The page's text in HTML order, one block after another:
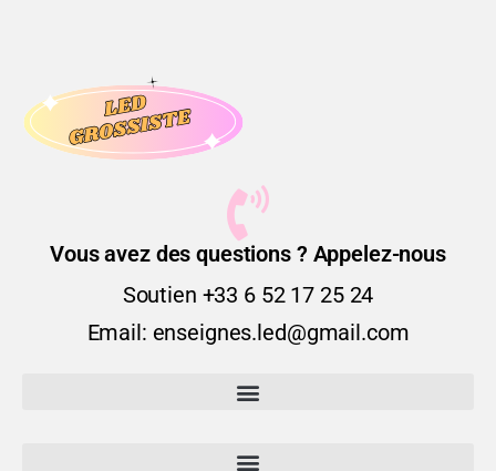
Vous avez des questions ? Appelez-nous
Soutien +33 6 52 17 25 24
Email: enseignes.led@gmail.com